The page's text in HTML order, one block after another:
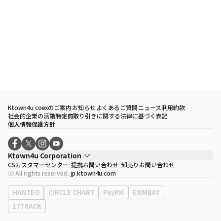
Ktown4u coexのご案内お知らせよくあるご質問ニュース利用約款
社会的企業の活動特定商取り引きに関する法律に基づく表記
個人情報保護方針
Ktown4u Corporation
代表取締役
ソン・ヒョミン
事業者登録番号120-87-71116
eContext
0120-23-7523
事務所住所
ソウル特別市江南区永東大路513、3階(三成洞、coex)
CSカスタマーセンター 提携お問い合わせ 卸売りお問い合わせ
ⓒ All rights reserved. jp.ktown4u.com
HANTEO CIRCLE CHART PayPal
EXIMBAY
17TRACK